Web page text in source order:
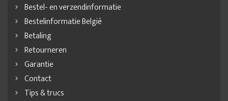
Bestel- en verzendinformatie
Bestelinformatie België
Betaling
Retourneren
Garantie
Contact
Tips & trucs